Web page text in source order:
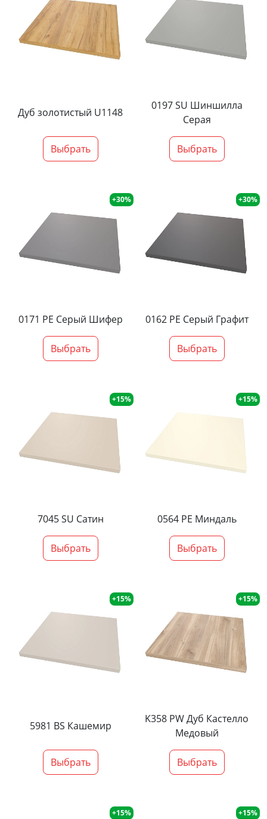
Дуб золотистый U1148
Выбрать
0197 SU Шиншилла
Серая
Выбрать
+30%
0171 PE Серый Шифер
Выбрать
+30%
0162 PE Серый Графит
Выбрать
+15%
7045 SU Сатин
Выбрать
+15%
0564 PE Миндаль
Выбрать
+15%
5981 BS Кашемир
Выбрать
+15%
K358 PW Дуб Кастелло
Медовый
Выбрать
+15% +15%